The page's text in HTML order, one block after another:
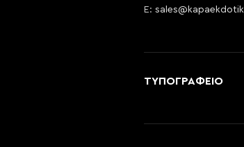
E:
ΤΥΠΟΓΡΑΦΕΙΟ